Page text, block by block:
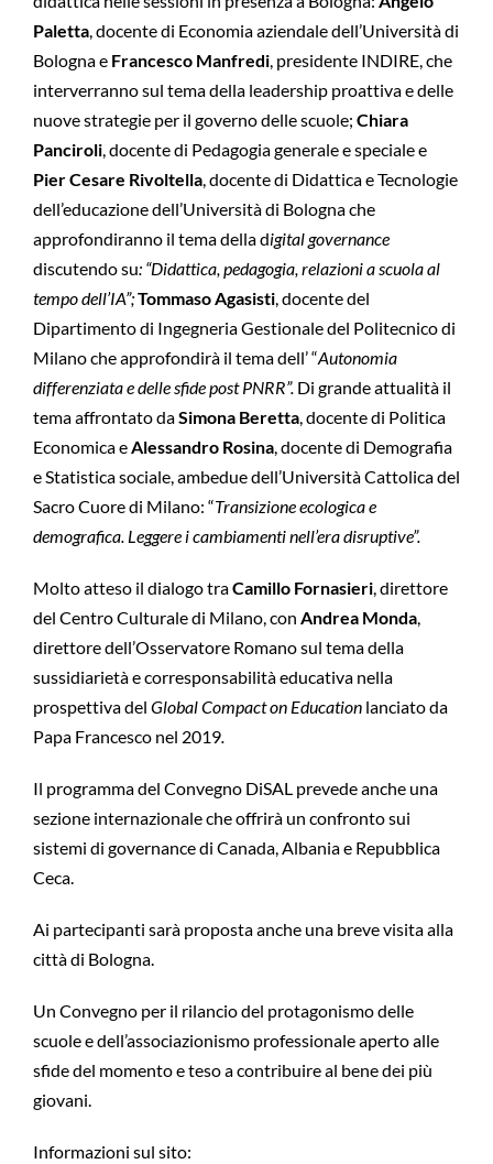
Paletta, docente di Economia aziendale dell’Università di
Bologna e Francesco Manfredi, presidente INDIRE, che
interverranno sul tema della leadership proattiva e delle
nuove strategie per il governo delle scuole; Chiara
Panciroli, docente di Pedagogia generale e speciale e
Pier Cesare Rivoltella, docente di Didattica e Tecnologie
dell’educazione dell’Università di Bologna che
approfondiranno il tema della digital governance
discutendo su: “Didattica, pedagogia, relazioni a scuola al
tempo dell’IA”;Tommaso Agasisti, docente del
Dipartimento di Ingegneria Gestionale del Politecnico di
Milano che approfondirà il tema dell’ “Autonomia
differenziata e delle sfide post PNRR”. Di grande attualità il
tema affrontato daSimona Beretta, docente di Politica
Economica eAlessandro Rosina, docente di Demografia
e Statistica sociale, ambedue dell’Università Cattolica del
Sacro Cuore di Milano: “Transizione ecologica e
demografica. Leggere i cambiamenti nell’era disruptive”.
Molto atteso il dialogo traCamillo Fornasieri, direttore
del Centro Culturale di Milano, con Andrea Monda,
direttore dell’Osservatore Romano sul tema della
sussidiarietà e corresponsabilità educativa nella
prospettiva del Global Compact on Education lanciato da
Papa Francesco nel 2019.
Il programma del Convegno DiSAL prevede anche una
sezione internazionale che offrirà un confronto sui
sistemi di governance di Canada, Albania e Repubblica
Ceca.
Ai partecipanti sarà proposta anche una breve visita alla
città di Bologna.
Un Convegno per il rilancio del protagonismo delle
scuole e dell’associazionismo professionale aperto alle
sfide del momento e teso a contribuire al bene dei più
giovani.
Informazioni sul sito: